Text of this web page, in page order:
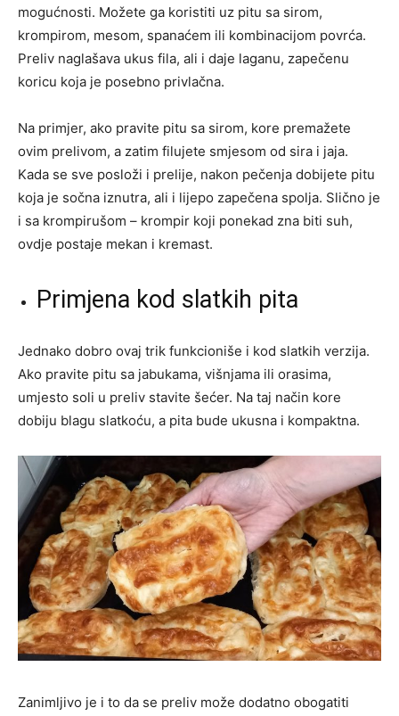
mogućnosti. Možete ga koristiti uz pitu sa sirom,
krompirom, mesom, spanaćem ili kombinacijom povrća.
Preliv naglašava ukus fila, ali i daje laganu, zapečenu
koricu koja je posebno privlačna.
Na primjer, ako pravite pitu sa sirom, kore premažete
ovim prelivom, a zatim filujete smjesom od sira i jaja.
Kada se sve posloži i prelije, nakon pečenja dobijete pitu
koja je sočna iznutra, ali i lijepo zapečena spolja. Slično je
i sa krompirušom – krompir koji ponekad zna biti suh,
ovdje postaje mekan i kremast.
Primjena kod slatkih pita
Jednako dobro ovaj trik funkcioniše i kod slatkih verzija.
Ako pravite pitu sa jabukama, višnjama ili orasima,
umjesto soli u preliv stavite šećer. Na taj način kore
dobiju blagu slatkoću, a pita bude ukusna i kompaktna.
Zanimljivo je i to da se preliv može dodatno obogatiti